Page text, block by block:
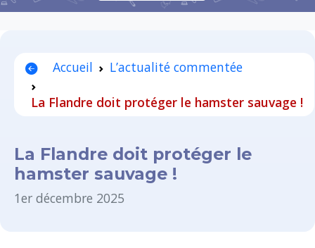
Accueil L’actualité commentée
La Flandre doit protéger le hamster sauvage !
La Flandre doit protéger le
hamster sauvage !
1er décembre 2025